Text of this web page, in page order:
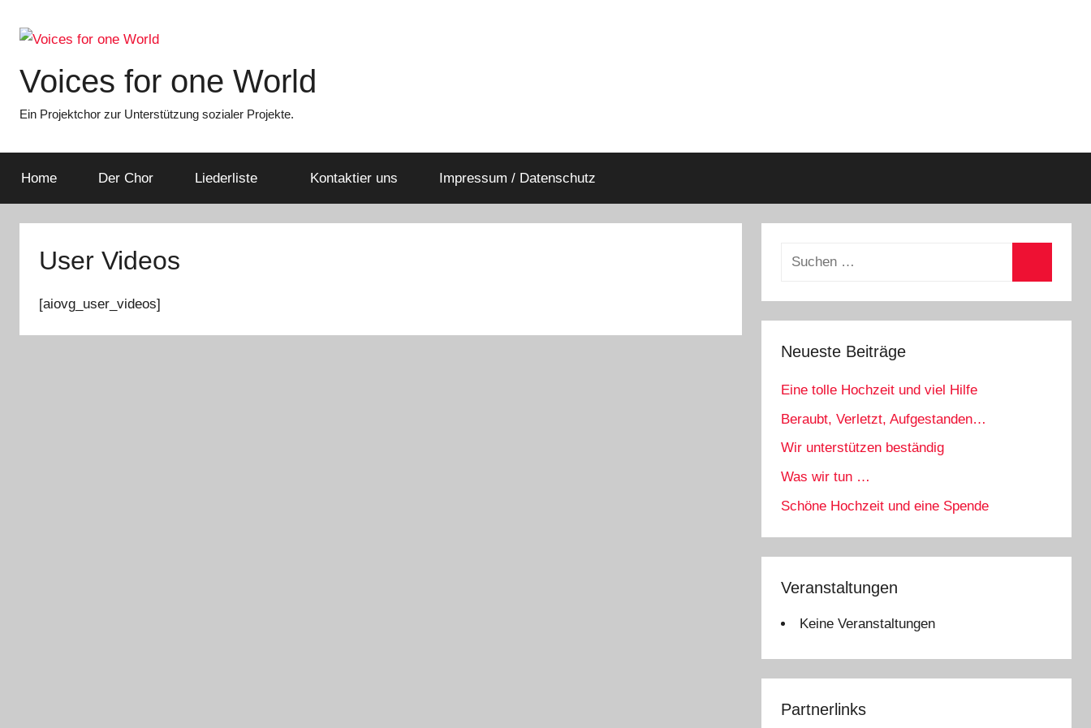
Inhalt
Voices for one World
Ein Projektchor zur Unterstützung sozialer Projekte.
Home Der Chor Liederliste Kontaktier uns Impressum / Datenschutz
User Videos
[aiovg_user_videos]
Suchen
Neueste Beiträge
Eine tolle Hochzeit und viel Hilfe
Beraubt, Verletzt, Aufgestanden…
Wir unterstützen beständig
Was wir tun …
Schöne Hochzeit und eine Spende
Veranstaltungen
Keine Veranstaltungen
Partnerlinks